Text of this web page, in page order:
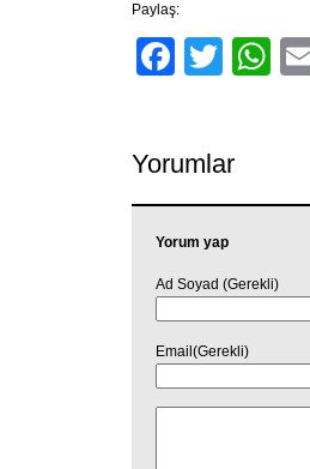
Paylaş:
Yorumlar
Yorum yap
Ad Soyad (Gerekli)
Email(Gerekli)